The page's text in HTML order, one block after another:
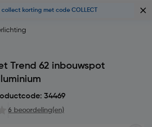
collect korting met code COLLECT
Trend 62 inbouwspot
34469
6 beoordeling(en)